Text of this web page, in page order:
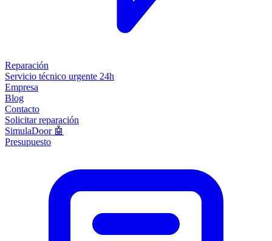
Reparación
Servicio técnico urgente 24h
Empresa
Blog
Contacto
Solicitar reparación
SimulaDoor 🤖
Presupuesto